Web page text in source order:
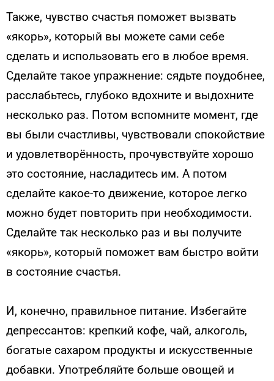
Также, чувство счастья поможет вызвать
«якорь», который вы можете сами себе
сделать и использовать его в любое время.
Сделайте такое упражнение: сядьте поудобнее,
расслабьтесь, глубоко вдохните и выдохните
несколько раз. Потом вспомните момент, где
вы были счастливы, чувствовали спокойствие
и удовлетворённость, прочувствуйте хорошо
это состояние, насладитесь им. А потом
сделайте какое-то движение, которое легко
можно будет повторить при необходимости.
Сделайте так несколько раз и вы получите
«якорь», который поможет вам быстро войти
в состояние счастья.
И, конечно, правильное питание. Избегайте
депрессантов: крепкий кофе, чай, алкоголь,
богатые сахаром продукты и искусственные
добавки. Употребляйте больше овощей и